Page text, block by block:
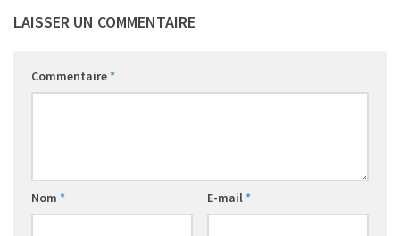
LAISSER UN COMMENTAIRE
Commentaire*
Nom * E-mail*